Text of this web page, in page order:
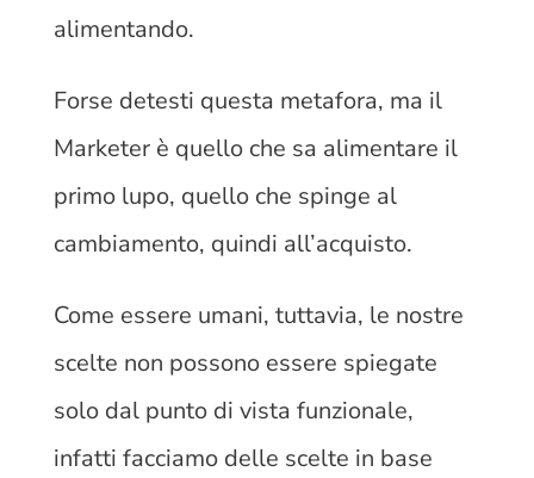
alimentando.
Forse detesti questa metafora, ma il
Marketer è quello che sa alimentare il
primo lupo, quello che spinge al
cambiamento, quindi all’acquisto.
Come essere umani, tuttavia, le nostre
scelte non possono essere spiegate
solo dal punto di vista funzionale,
infatti facciamo delle scelte in base